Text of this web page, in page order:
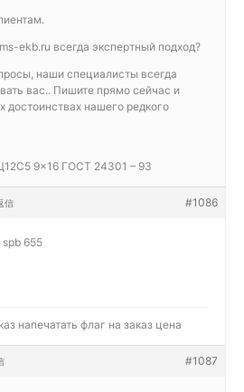
ekb.ru всегда экспертный подход?
наши специалисты всегда
вас.. Пишите прямо сейчас и
достоинствах нашего редкого
9×16 ГОСТ 24301 – 93
#1086
信
655
напечатать флаг на заказ цена
#1087